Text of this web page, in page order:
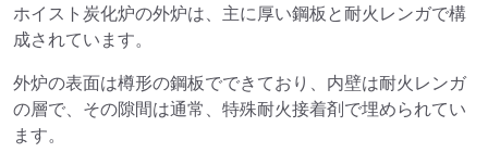
ホイスト炭化炉の外炉は、主に厚い鋼板と耐火レンガで構
成されています。
外炉の表面は樽形の鋼板でできており、内壁は耐火レンガ
の層で、その隙間は通常、特殊耐火接着剤で埋められてい
ます。